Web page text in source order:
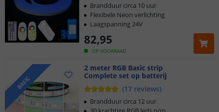
OP VOORRAAD
82,95
Brandduur circa 10 uur
Flexibele Neon verlichting
Laagspanning 24V
BASIC
2 meter RGB Basic strip
Complete set op batterij
(17 reviews)
Brandduur circa 12 uur